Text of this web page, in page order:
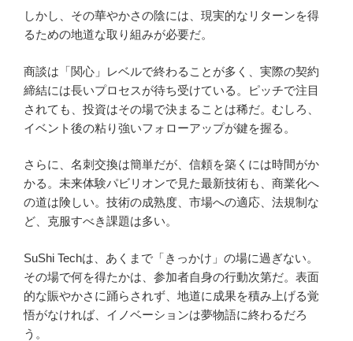
しかし、その華やかさの陰には、現実的なリターンを得
るための地道な取り組みが必要だ。
商談は「関心」レベルで終わることが多く、実際の契約
締結には長いプロセスが待ち受けている。ピッチで注目
されても、投資はその場で決まることは稀だ。むしろ、
イベント後の粘り強いフォローアップが鍵を握る。
さらに、名刺交換は簡単だが、信頼を築くには時間がか
かる。未来体験パビリオンで見た最新技術も、商業化へ
の道は険しい。技術の成熟度、市場への適応、法規制な
ど、克服すべき課題は多い。
SuShi Techは、あくまで「きっかけ」の場に過ぎない。
その場で何を得たかは、参加者自身の行動次第だ。表面
的な賑やかさに踊らされず、地道に成果を積み上げる覚
悟がなければ、イノベーションは夢物語に終わるだろ
う。